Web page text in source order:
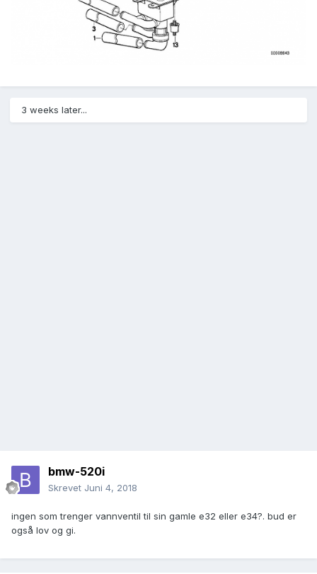
3 weeks later...
bmw-520i
Skrevet Juni 4, 2018
ingen som trenger vannventil til sin gamle e32 eller e34?. bud er
også lov og gi.